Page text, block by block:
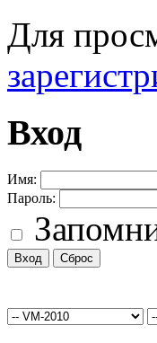
Для
Вход
Имя:
Пароль: